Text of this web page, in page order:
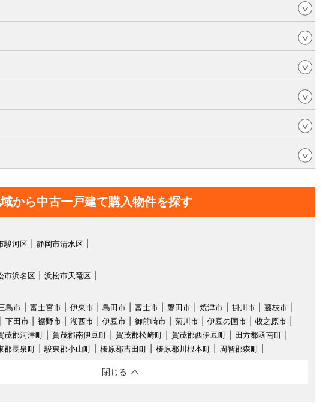
から中古一戸建て購入物件を探す
駿河区
静岡市清水区
市浜名区
浜松市天竜区
島市 富士宮市 伊東市 島田市 富士市 磐田市 焼津市 掛川市
藤枝市
下田市 裾野市 湖西市 伊豆市 御前崎市 菊川市 伊豆の国市
牧之原市
茂郡河津町 賀茂郡南伊豆町 賀茂郡松崎町 賀茂郡西伊豆町
田方郡函南町
郡長泉町 駿東郡小山町 榛原郡吉田町 榛原郡川根本町 周智郡森町
閉じる